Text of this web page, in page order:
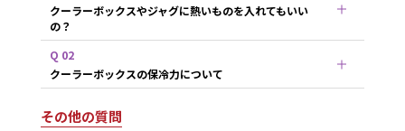
クーラーボックスやジャグに熱いものを入れてもいい
の？
Q 02
クーラーボックスの保冷力について
その他の質問